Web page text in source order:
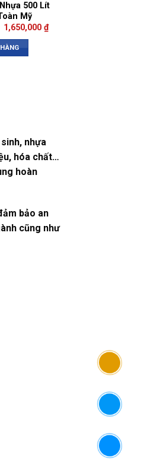
500 Lít
Mỹ
1,650,000₫
nhựa
hóa chất…
hoàn
bảo an
cũng như